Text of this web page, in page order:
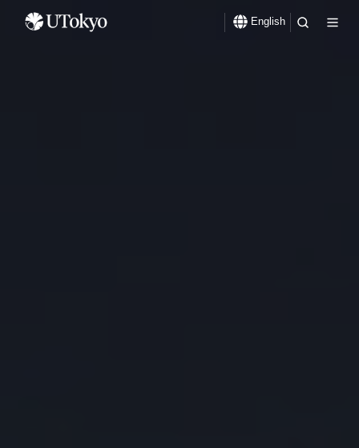
English